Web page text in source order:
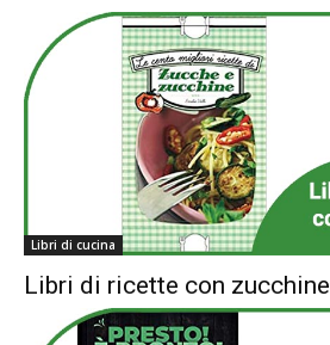
Libri di cucina
Libri di ricette con zucchine